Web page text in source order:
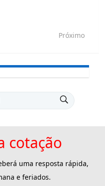
Próximo
cotação
uma resposta rápida,
e feriados.